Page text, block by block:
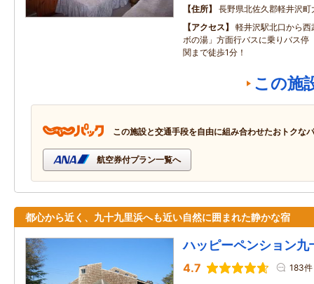
住所
長野県北佐久郡軽井沢
アクセス
軽井沢駅北口から
ボの湯」方面行バスに乗りバス停
関まで徒歩1分！
この施
この施設と交通手段を自由に組み合わせたおトクな
航空券付プラン一覧へ
都心から近く、九十九里浜へも近い自然に囲まれた静かな宿
ハッピーペンション九
4.7 183件